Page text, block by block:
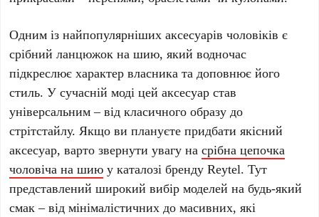
Одним із найпопулярніших аксесуарів чоловіків є
срібний ланцюжок на шию, який водночас
підкреслює характер власника та доповнює його
стиль. У сучасній моді цей аксесуар став
універсальним – від класичного образу до
стрітстайлу. Якщо ви плануєте придбати якісний
аксесуар, варто звернути увагу на срібна цепочка
чоловіча на шию у каталозі брендуReytel. Тут
представлений широкий вибір моделей на будь-який
смак – від мінімалістичних до масивних, які